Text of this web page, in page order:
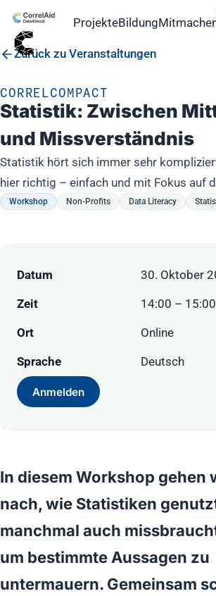
ProjekteBildung
Zurück zu Veranstaltungen
CORRELCOMPACT
Statistik: Zwischen
und Missverständnis
Statistik hört sich immer sehr
hier richtig – einfach und mit Fokus auf
Workshop Non-Profits Data Literacy
Datum 30. Oktober
Zeit 14:00 – 15:00
Ort Online
Sprache Deutsch
Anmelden
In diesem Workshop gehen
nach, wie Statistiken
manchmal auch
um bestimmte Aussagen zu
untermauern. Gemeinsam